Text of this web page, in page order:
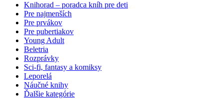
Knihorad – poradca kníh pre deti
Pre najmenších
Pre prvákov
Pre pubertiakov
Young Adult
Beletria
Rozprávky
Sci-fi, fantasy a komiksy
Leporelá
Náučné knihy
Ďalšie kategórie